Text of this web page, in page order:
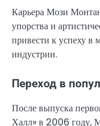
Карьера Мози
упорства и
привести к успеху в
индустрии.
Переход в
После выпуска
Халл» в 2006 году,